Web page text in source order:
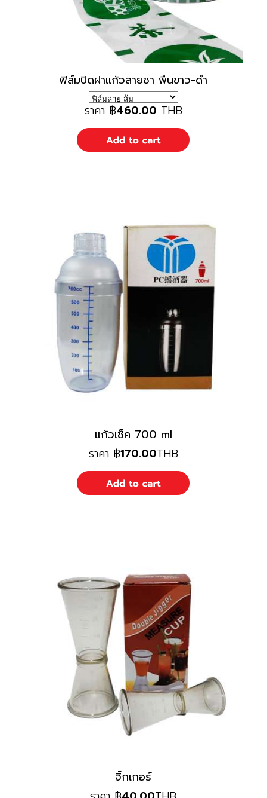
ฟิล์มปิดฝาแก้วลายชา พืนขาว-ดำ
ราคา ฿460.00 THB
แก้วเช็ค 700 ml
ราคา ฿170.00THB
จิ๊กเกอร์